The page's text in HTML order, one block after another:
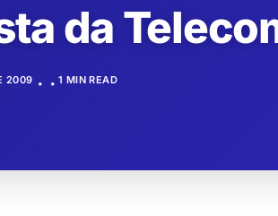
da
2009 1 MIN READ